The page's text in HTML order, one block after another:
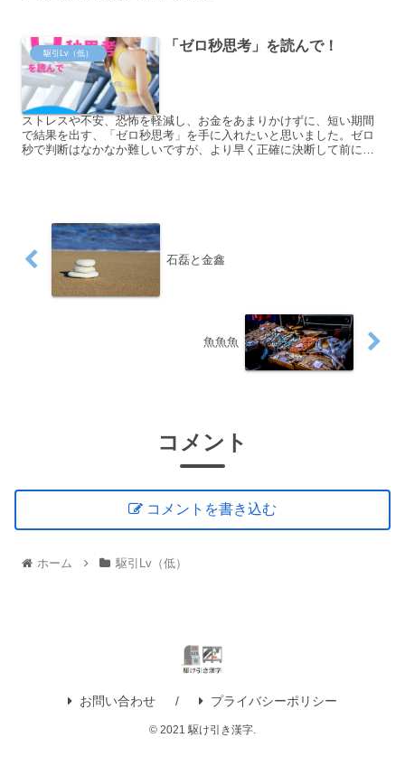
駆引Lv（低） 「ゼロ秒思考」を読んで！
ストレスや不安、恐怖を軽減し、お金をあまりかけずに、短い期間
で結果を出す、「ゼロ秒思考」を手に入れたいと思いました。ゼロ
秒で判断はなかなか難しいですが、より早く正確に決断して前に進
石磊と金鑫
魚魚魚
コメント
コメントを書き込む
ホーム 駆引Lv（低）
お問い合わせ プライバシーポリシー
© 2021 駆け引き漢字.